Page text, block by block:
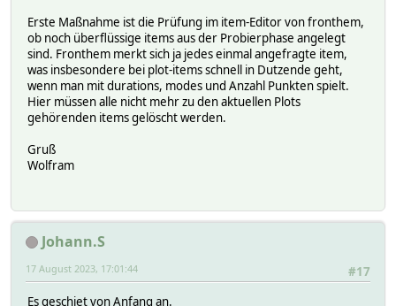
Erste Maßnahme ist die Prüfung im item-Editor von fronthem,
ob noch überflüssige items aus der Probierphase angelegt
sind. Fronthem merkt sich ja jedes einmal angefragte item,
was insbesondere bei plot-items schnell in Dutzende geht,
wenn man mit durations, modes und Anzahl Punkten spielt.
Hier müssen alle nicht mehr zu den aktuellen Plots
gehörenden items gelöscht werden.
Gruß
Wolfram
Johann.S
#17
17 August 2023, 17:01:44
Es geschiet von Anfang an.